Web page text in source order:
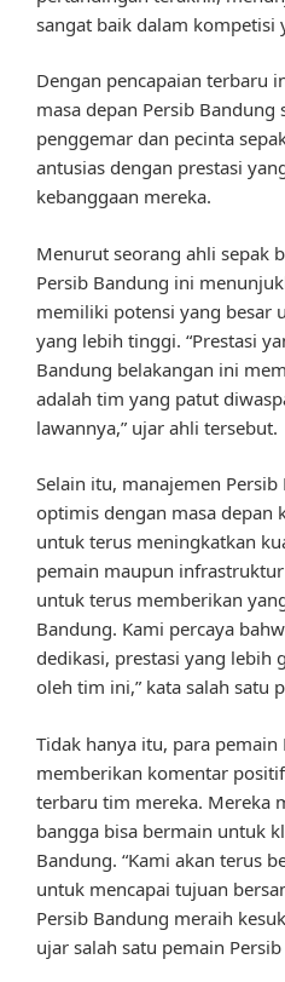
sangat baik dalam kompetisi
Dengan pencapaian terbaru
masa depan Persib
penggemar dan pecinta
antusias dengan prestasi
kebanggaan mereka.
Menurut seorang ahli sepak
Persib Bandung ini
memiliki potensi yang besar
yang lebih tinggi. “Prestasi
Bandung belakangan ini
adalah tim yang patut
lawannya,” ujar ahli tersebut.
Selain itu, manajemen
optimis dengan masa depan
untuk terus meningkatkan
pemain maupun
untuk terus memberikan
Bandung. Kami percaya
dedikasi, prestasi yang lebih
oleh tim ini,” kata salah satu
Tidak hanya itu, para
memberikan komentar
terbaru tim mereka. Mereka
bangga bisa bermain untuk
Bandung. “Kami akan terus
untuk mencapai tujuan
Persib Bandung meraih
ujar salah satu pemain